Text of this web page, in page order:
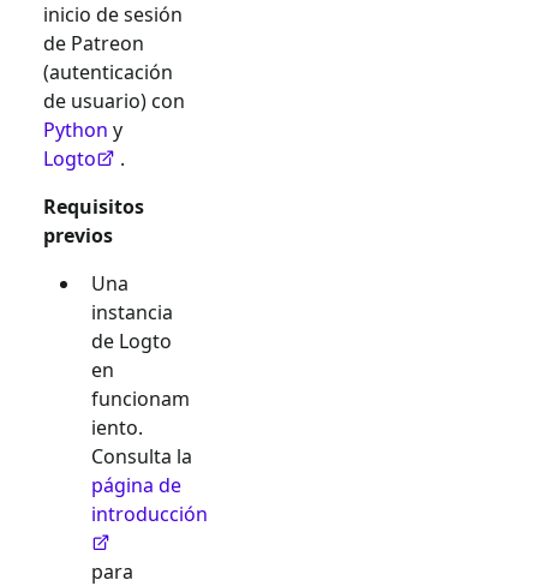
inicio de sesión
de Patreon
(autenticación
de usuario) con
Python y
Logto
.
Requisitos
previos
Una
instancia
de Logto
en
funcionam
iento.
Consulta la
página de
introducción
para